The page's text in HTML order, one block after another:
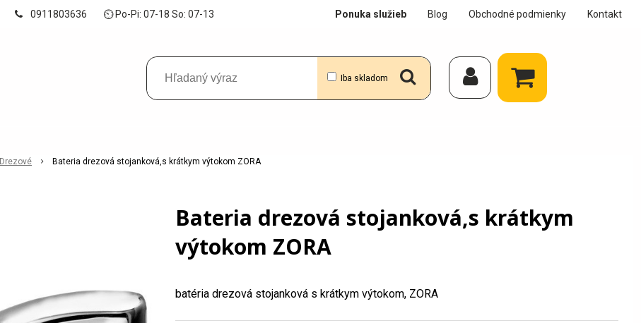
0911803636 ⏲ Po-Pi: 07-18 So: 07-13
Iba skladom
Ponuka služieb Blog Obchodné podmienky Kontakt
Drezové Bateria drezová stojanková,s krátkym výtokom ZORA
Bateria drezová stojanková,s krátkym
výtokom ZORA
batéria drezová stojanková s krátkym výtokom, ZORA